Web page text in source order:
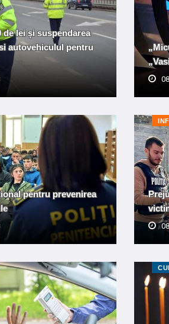
de lei și suspendarea
autovehiculul pentru
pentru prevenirea